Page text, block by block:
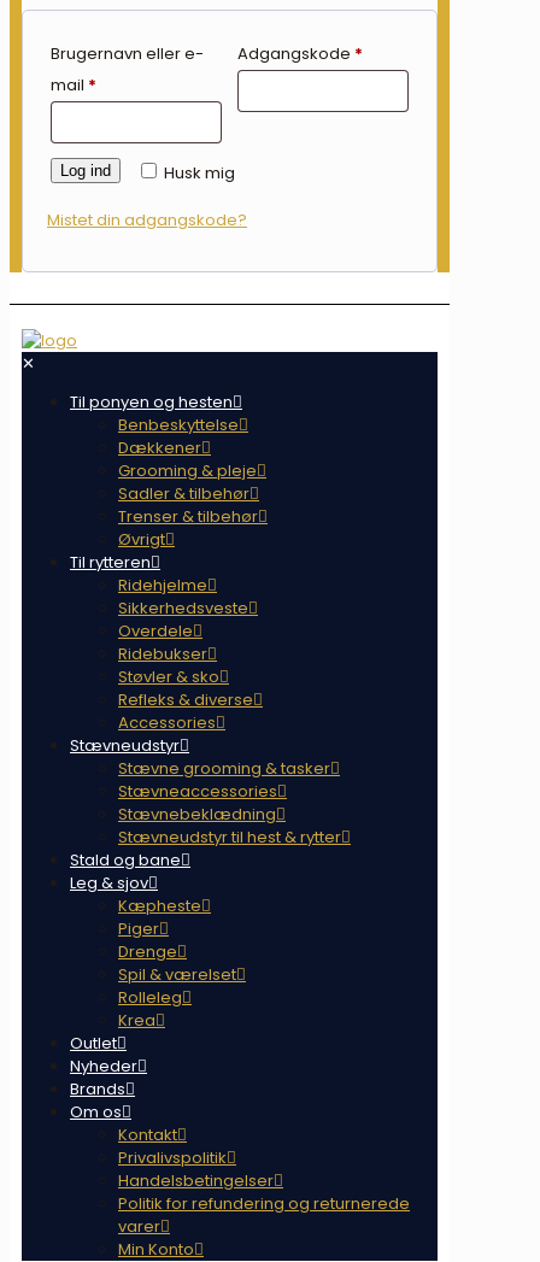
Brugernavn eller e-
mail *
Adgangskode *
Husk mig
Log ind
Mistet din adgangskode?
✕
Til ponyen og hesten
Benbeskyttelse
Dækkener
Grooming & pleje
Sadler & tilbehør
Trenser & tilbehør
Øvrigt
Til rytteren
Ridehjelme
Sikkerhedsveste
Overdele
Ridebukser
Støvler & sko
Refleks & diverse
Accessories
Stævneudstyr
Stævne grooming & tasker
Stævneaccessories
Stævnebeklædning
Stævneudstyr til hest & rytter
Stald og bane
Leg & sjov
Kæpheste
Piger
Drenge
Spil & værelset
Rolleleg
Krea
Outlet
Nyheder
Brands
Om os
Kontakt
Privalivspolitik
Handelsbetingelser
Politik for refundering og returnerede
varer
Min Konto